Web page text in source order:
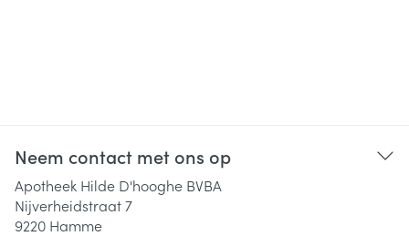
Neem contact met ons op
Apotheek Hilde D'hooghe BVBA
Nijverheidstraat 7
9220 Hamme